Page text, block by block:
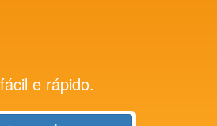
e rápido.